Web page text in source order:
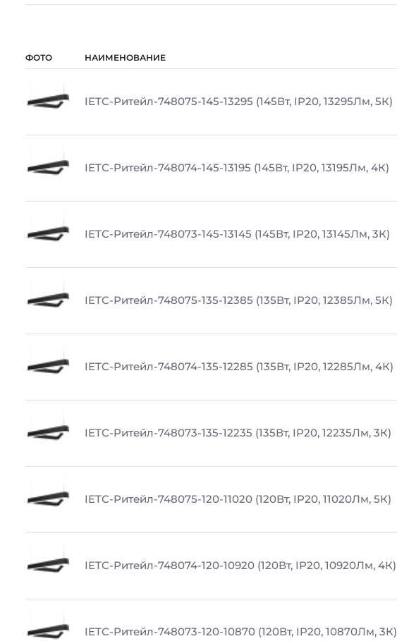
ФОТО НАИМЕНОВАНИЕ
IETC-Ритейл-748075-145-13295 (145Вт, IP20, 13295Лм, 5К)
IETC-Ритейл-748074-145-13195 (145Вт, IP20, 13195Лм, 4К)
IETC-Ритейл-748073-145-13145 (145Вт, IP20, 13145Лм, 3К)
IETC-Ритейл-748075-135-12385 (135Вт, IP20, 12385Лм, 5К)
IETC-Ритейл-748074-135-12285 (135Вт, IP20, 12285Лм, 4К)
IETC-Ритейл-748073-135-12235 (135Вт, IP20, 12235Лм, 3К)
IETC-Ритейл-748075-120-11020 (120Вт, IP20, 11020Лм, 5К)
IETC-Ритейл-748074-120-10920 (120Вт, IP20, 10920Лм, 4К)
IETC-Ритейл-748073-120-10870 (120Вт, IP20, 10870Лм, 3К)